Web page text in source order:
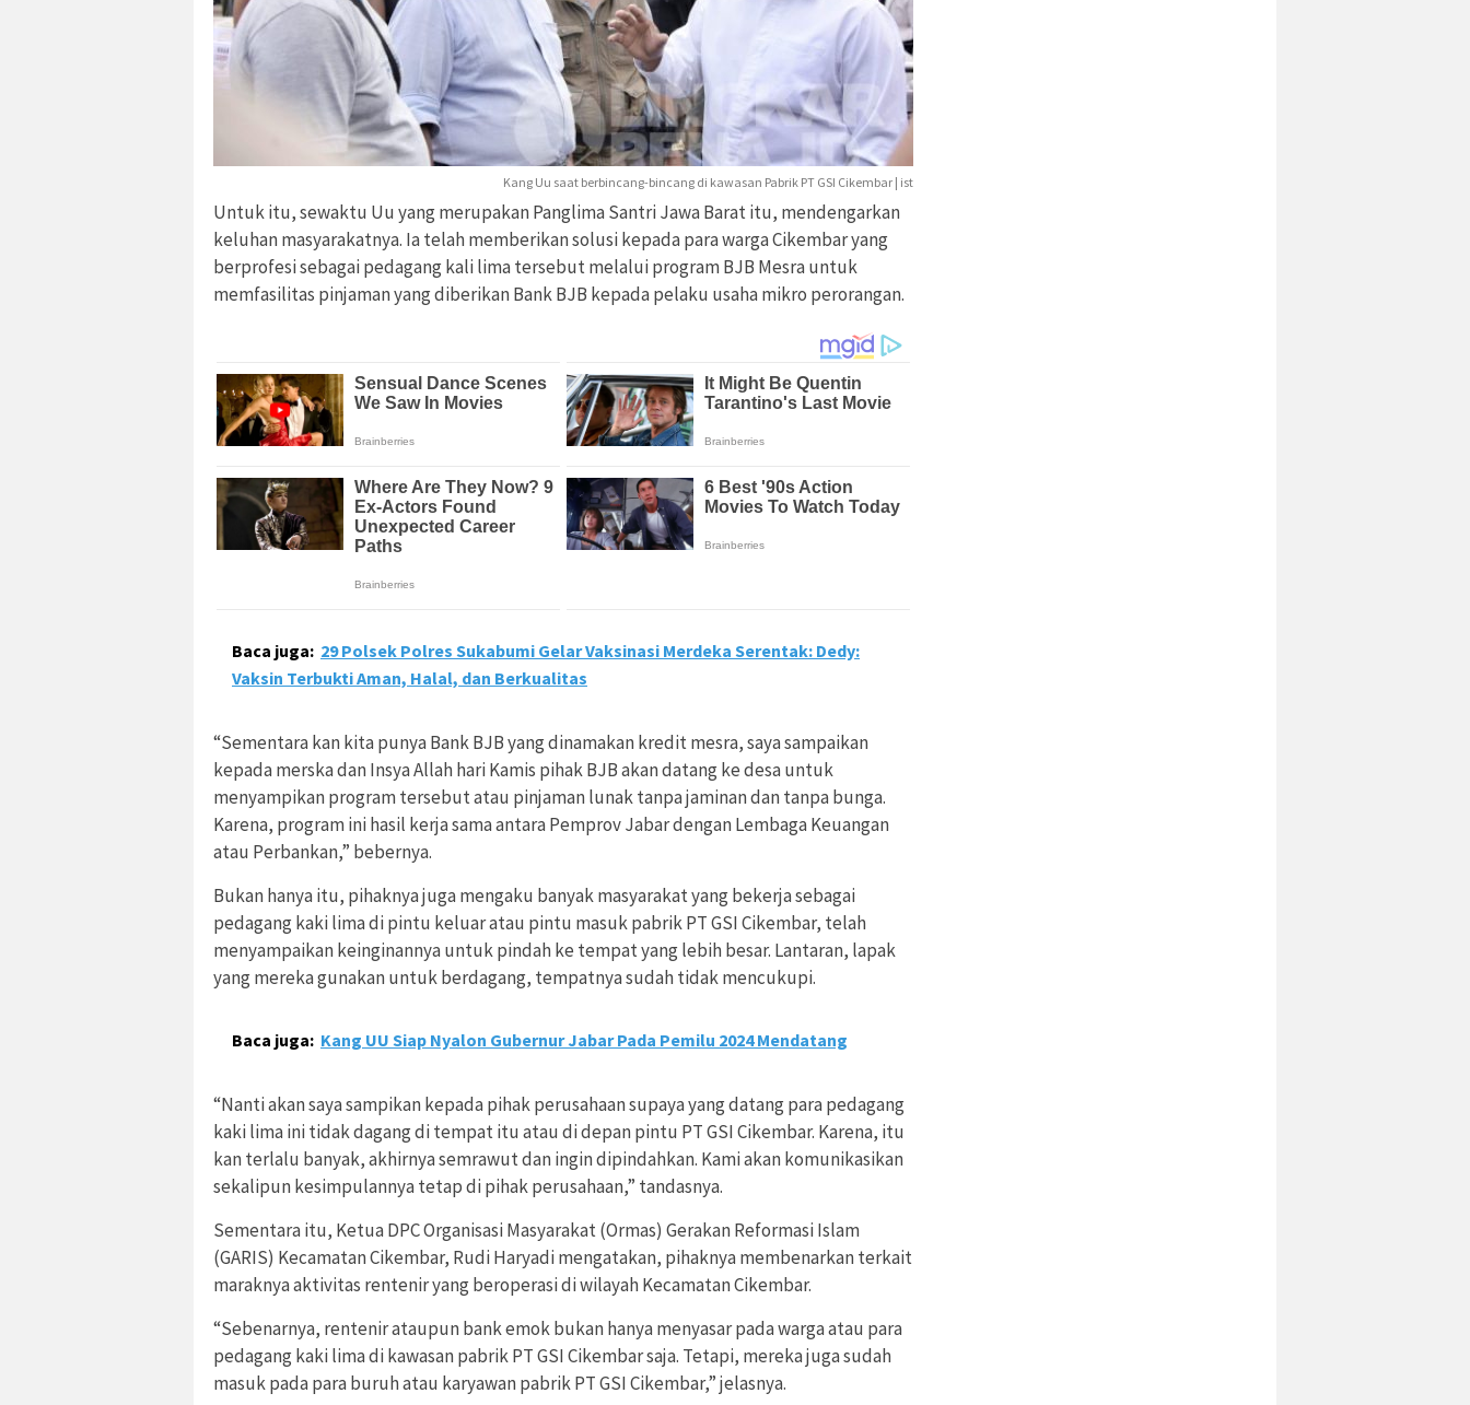
Kang Uu saat berbincang-bincang di kawasan Pabrik PT GSI Cikembar | ist
Untuk itu, sewaktu Uu yang merupakan Panglima Santri Jawa Barat itu, mendengarkan
keluhan masyarakatnya. Ia telah memberikan solusi kepada para warga Cikembar yang
berprofesi sebagai pedagang kali lima tersebut melalui program BJB Mesra untuk
memfasilitas pinjaman yang diberikan Bank BJB kepada pelaku usaha mikro perorangan.
Baca juga: 29 Polsek Polres Sukabumi Gelar Vaksinasi Merdeka Serentak: Dedy:
Vaksin Terbukti Aman, Halal, dan Berkualitas
“Sementara kan kita punya Bank BJB yang dinamakan kredit mesra, saya sampaikan
kepada merska dan Insya Allah hari Kamis pihak BJB akan datang ke desa untuk
menyampikan program tersebut atau pinjaman lunak tanpa jaminan dan tanpa bunga.
Karena, program ini hasil kerja sama antara Pemprov Jabar dengan Lembaga Keuangan
atau Perbankan,” bebernya.
Bukan hanya itu, pihaknya juga mengaku banyak masyarakat yang bekerja sebagai
pedagang kaki lima di pintu keluar atau pintu masuk pabrik PT GSI Cikembar, telah
menyampaikan keinginannya untuk pindah ke tempat yang lebih besar. Lantaran, lapak
yang mereka gunakan untuk berdagang, tempatnya sudah tidak mencukupi.
Baca juga: Kang UU Siap Nyalon Gubernur Jabar Pada Pemilu 2024 Mendatang
“Nanti akan saya sampikan kepada pihak perusahaan supaya yang datang para pedagang
kaki lima ini tidak dagang di tempat itu atau di depan pintu PT GSI Cikembar. Karena, itu
kan terlalu banyak, akhirnya semrawut dan ingin dipindahkan. Kami akan komunikasikan
sekalipun kesimpulannya tetap di pihak perusahaan,” tandasnya.
Sementara itu, Ketua DPC Organisasi Masyarakat (Ormas) Gerakan Reformasi Islam
(GARIS) Kecamatan Cikembar, Rudi Haryadi mengatakan, pihaknya membenarkan terkait
maraknya aktivitas rentenir yang beroperasi di wilayah Kecamatan Cikembar.
“Sebenarnya, rentenir ataupun bank emok bukan hanya menyasar pada warga atau para
pedagang kaki lima di kawasan pabrik PT GSI Cikembar saja. Tetapi, mereka juga sudah
masuk pada para buruh atau karyawan pabrik PT GSI Cikembar,” jelasnya.